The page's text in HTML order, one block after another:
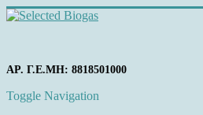
ΑΡ. Γ.Ε.ΜΗ: 8818501000
Toggle Navigation